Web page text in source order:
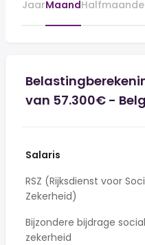
JaarMaand
van 57.300€ -
Salaris
RSZ (Rijksdienst voor
Zekerheid)
Bijzondere bijdrage
zekerheid